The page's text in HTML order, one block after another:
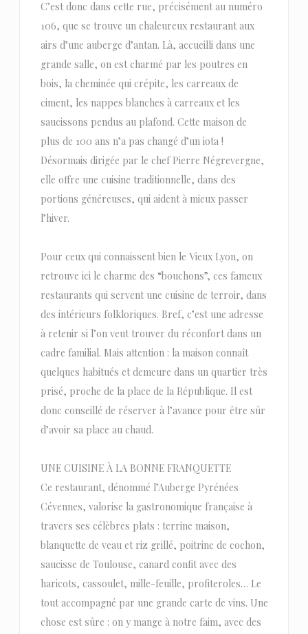
C’est donc dans cette rue, précisément au numéro
106, que se trouve un chaleureux restaurant aux
airs d’une auberge d’antan. Là, accueilli dans une
grande salle, on est charmé par les poutres en
bois, la cheminée qui crépite, les carreaux de
ciment, les nappes blanches à carreaux et les
saucissons pendus au plafond. Cette maison de
plus de 100 ans n’a pas changé d’un iota !
Désormais dirigée par le chef Pierre Négrevergne,
elle offre une cuisine traditionnelle, dans des
portions généreuses, qui aident à mieux passer
l’hiver.
Pour ceux qui connaissent bien le Vieux Lyon, on
retrouve ici le charme des “bouchons”, ces fameux
restaurants qui servent une cuisine de terroir, dans
des intérieurs folkloriques. Bref, c’est une adresse
à retenir si l’on veut trouver du réconfort dans un
cadre familial. Mais attention : la maison connaît
quelques habitués et demeure dans un quartier très
prisé, proche de la place de la République. Il est
donc conseillé de réserver à l’avance pour être sûr
d’avoir sa place au chaud.
UNE CUISINE À LA BONNE FRANQUETTE
Ce restaurant, dénommé l’Auberge Pyrénées
Cévennes, valorise la gastronomique française à
travers ses célèbres plats : terrine maison,
blanquette de veau et riz grillé, poitrine de cochon,
saucisse de Toulouse, canard confit avec des
haricots, cassoulet, mille-feuille, profiteroles… Le
tout accompagné par une grande carte de vins. Une
chose est sûre : on y mange à notre faim, avec des